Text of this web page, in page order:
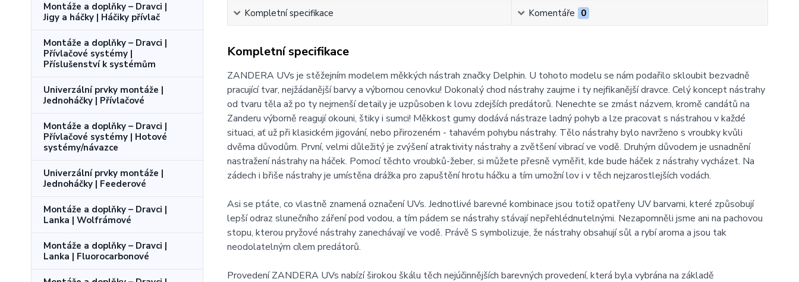
Montáže a doplňky – Dravci |
Jigy a háčky | Háčiky přívlač
Montáže a doplňky – Dravci |
Přívlačové systémy |
Příslušenství k systémům
Univerzální prvky montáže |
Jednoháčky | Přívlačové
Montáže a doplňky – Dravci |
Přívlačové systémy | Hotové
systémy/návazce
Univerzální prvky montáže |
Jednoháčky | Feederové
Montáže a doplňky – Dravci |
Lanka | Wolfrámové
Montáže a doplňky – Dravci |
Lanka | Fluorocarbonové
Kompletní specifikace Komentáře 0
Kompletní specifikace
ZANDERA UVs je stěžejním modelem měkkých nástrah značky Delphin. U tohoto modelu se nám podařilo skloubit bezvadně
pracující tvar, nejžádanější barvy a výbornou cenovku! Dokonalý chod nástrahy zaujme i ty nejfikanější dravce. Celý koncept nástrahy
od tvaru těla až po ty nejmenší detaily je uzpůsoben k lovu zdejších predátorů. Nenechte se zmást názvem, kromě candátů na
Zanderu výborně reagují okouni, štiky i sumci! Měkkost gumy dodává nástraze ladný pohyb a lze pracovat s nástrahou v každé
situaci, ať už při klasickém jigování, nebo přirozeném - tahavém pohybu nástrahy. Tělo nástrahy bylo navrženo s vroubky kvůli
dvěma důvodům. První, velmi důležitý je zvýšení atraktivity nástrahy a zvětšení vibrací ve vodě. Druhým důvodem je usnadnění
nastražení nástrahy na háček. Pomocí těchto vroubků-žeber, si můžete přesně vyměřit, kde bude háček z nástrahy vycházet. Na
zádech i břiše nástrahy je umístěna drážka pro zapuštění hrotu háčku a tím umožní lov i v těch nejzarostlejších vodách.
Asi se ptáte, co vlastně znamená označení UVs. Jednotlivé barevné kombinace jsou totiž opatřeny UV barvami, které způsobují
lepší odraz slunečního záření pod vodou, a tím pádem se nástrahy stávají nepřehlédnutelnými. Nezapomněli jsme ani na pachovou
stopu, kterou pryžové nástrahy zanechávají ve vodě. Právě S symbolizuje, že nástrahy obsahují sůl a rybí aroma a jsou tak
neodolatelným cílem predátorů.
Provedení ZANDERA UVs nabízí širokou škálu těch nejúčinnějších barevných provedení, která byla vybrána na základě